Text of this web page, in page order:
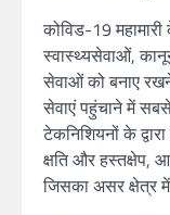
कोविड-19
स्वास्थ्यसेवाओं,
सेवाओं को बनाए
सेवाएं पहुंचाने में
टेकनिशियनों के
क्षति और हस्तक्षेप,
जिसका असर क्षेत्र